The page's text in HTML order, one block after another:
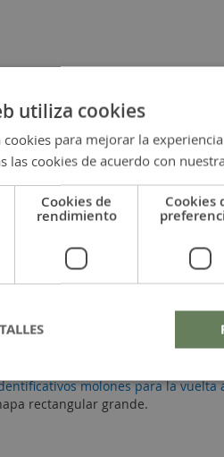
grabado láser o joyería.
con láser.
de plata especial para grabar
chapa
que quieras en con
molones para la vuelta
rectangular grande.
utiliza cookies
cookies para mejorar la
las cookies de acuerdo con
Cookies de
rendimiento
Cookies